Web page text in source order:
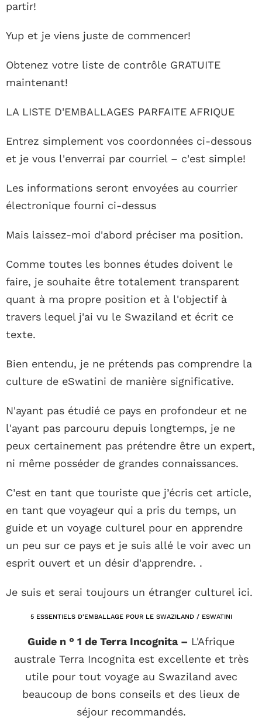
partir!
Yup et je viens juste de commencer!
Obtenez votre liste de contrôle GRATUITE
maintenant!
LA LISTE D'EMBALLAGES PARFAITE AFRIQUE
Entrez simplement vos coordonnées ci-dessous
et je vous l'enverrai par courriel – c'est simple!
Les informations seront envoyées au courrier
électronique fourni ci-dessus
Mais laissez-moi d'abord préciser ma position.
Comme toutes les bonnes études doivent le
faire, je souhaite être totalement transparent
quant à ma propre position et à l'objectif à
travers lequel j'ai vu le Swaziland et écrit ce
texte.
Bien entendu, je ne prétends pas comprendre la
culture de eSwatini de manière significative.
N'ayant pas étudié ce pays en profondeur et ne
l'ayant pas parcouru depuis longtemps, je ne
peux certainement pas prétendre être un expert,
ni même posséder de grandes connaissances.
C’est en tant que touriste que j’écris cet article,
en tant que voyageur qui a pris du temps, un
guide et un voyage culturel pour en apprendre
un peu sur ce pays et je suis allé le voir avec un
esprit ouvert et un désir d'apprendre. .
Je suis et serai toujours un étranger culturel ici.
5 ESSENTIELS D'EMBALLAGE POUR LE SWAZILAND / ESWATINI
Guide n ° 1 de Terra Incognita – L'Afrique
australe Terra Incognita est excellente et très
utile pour tout voyage au Swaziland avec
beaucoup de bons conseils et des lieux de
séjour recommandés.